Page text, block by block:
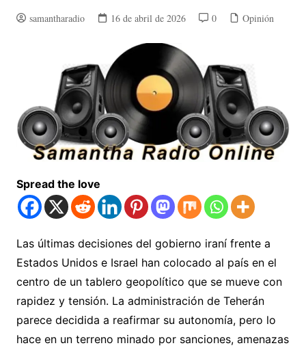
samantharadio 16 de abril de 2026 0 Opinión
Spread the love
Las últimas decisiones del gobierno iraní frente a
Estados Unidos e Israel han colocado al país en el
centro de un tablero geopolítico que se mueve con
rapidez y tensión. La administración de Teherán
parece decidida a reafirmar su autonomía, pero lo
hace en un terreno minado por sanciones, amenazas